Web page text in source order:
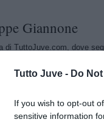
Tutto Juve - Do
If you wish to opt-out
sensitive information
Giannone
di TuttoJuve.com, dove